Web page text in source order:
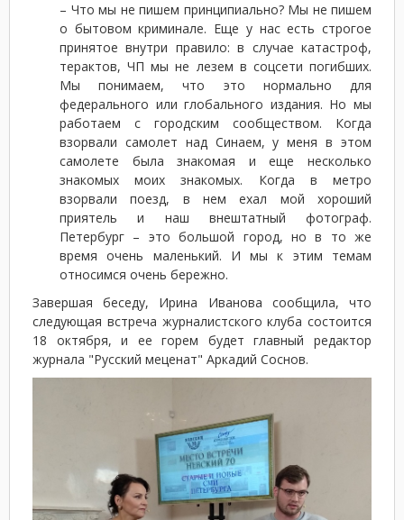
– Что мы не пишем принципиально? Мы не пишем
о бытовом криминале. Еще у нас есть строгое
принятое внутри правило: в случае катастроф,
терактов, ЧП мы не лезем в соцсети погибших.
Мы понимаем, что это нормально для
федерального или глобального издания. Но мы
работаем с городским сообществом. Когда
взорвали самолет над Синаем, у меня в этом
самолете была знакомая и еще несколько
знакомых моих знакомых. Когда в метро
взорвали поезд, в нем ехал мой хороший
приятель и наш внештатный фотограф.
Петербург – это большой город, но в то же
время очень маленький. И мы к этим темам
относимся очень бережно.
Завершая беседу, Ирина Иванова сообщила, что
следующая встреча журналистского клуба состоится
18 октября, и ее горем будет главный редактор
журнала "Русский меценат" Аркадий Соснов.